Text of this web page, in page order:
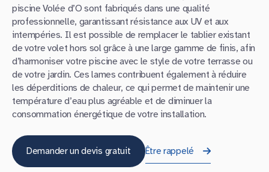
piscine Volée d’O sont fabriqués dans une qualité
professionnelle, garantissant résistance aux UV et aux
intempéries. Il est possible de remplacer le tablier existant
de votre volet hors sol grâce à une large gamme de finis, afin
d’harmoniser votre piscine avec le style de votre terrasse ou
de votre jardin. Ces lames contribuent également à réduire
les déperditions de chaleur, ce qui permet de maintenir une
température d’eau plus agréable et de diminuer la
consommation énergétique de votre installation.
Demander un devis gratuit Être rappelé